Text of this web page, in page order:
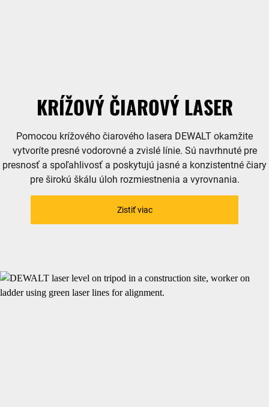
KRÍŽOVÝ ČIAROVÝ LASER
Pomocou krížového čiarového lasera DEWALT okamžite
vytvoríte presné vodorovné a zvislé línie. Sú navrhnuté pre
presnosť a spoľahlivosť a poskytujú jasné a konzistentné čiary
pre širokú škálu úloh rozmiestnenia a vyrovnania.
Zistiť viac